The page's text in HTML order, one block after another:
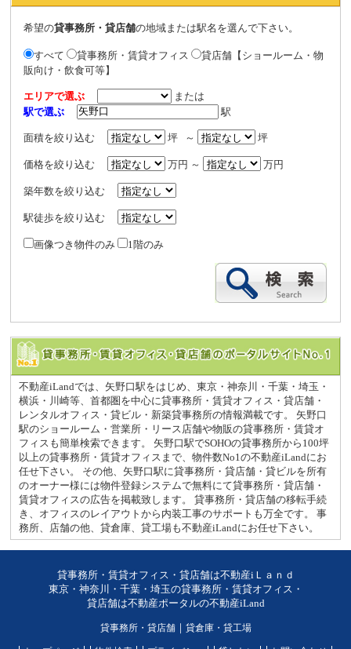
希望の貸事務所・貸店舗の地域または駅名を選んで下さい。
すべて 貸事務所・賃貸オフィス
貸店舗【ショールーム・物
販向け・飲食可等】
エリアで選ぶ
または
駅で選ぶ
駅
面積を絞り込む 坪 ～ 坪
価格を絞り込む 万円 ～ 万円
築年数を絞り込む
駅徒歩を絞り込む
画像つき物件のみ 1階のみ
不動産iLandでは、矢野口駅をはじめ、東京・神奈川・千葉・埼玉・
横浜・川崎等、首都圏を中心に貸事務所・賃貸オフィス・貸店舗・
レンタルオフィス・貸ビル・新築貸事務所の情報満載です。 矢野口
駅のショールーム・営業所・リース店舗や物販の貸事務所・賃貸オ
フィスも簡単検索できます。 矢野口駅でSOHOの貸事務所から100坪
以上の貸事務所・賃貸オフィスまで、物件数No1の不動産iLandにお
任せ下さい。 その他、矢野口駅に貸事務所・貸店舗・貸ビルを所有
のオーナー様には物件登録システムで無料にて貸事務所・貸店舗・
賃貸オフィスの広告を掲載致します。 貸事務所・貸店舗の移転手続
き、オフィスのレイアウトから内装工事のサポートも万全です。 事
務所、店舗の他、貸倉庫、貸工場も不動産iLandにお任せ下さい。
貸事務所・賃貸オフィス・貸店舗は不動産iＬａｎｄ
東京・神奈川・千葉・埼玉の貸事務所・賃貸オフィス・
貸店舗は不動産ポータルの不動産iLand
貸事務所・貸店舗｜ 貸倉庫・貸工場